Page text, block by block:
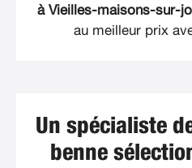
à Vieilles-maisons-sur-
au meilleur prix
Un spécialiste
benne